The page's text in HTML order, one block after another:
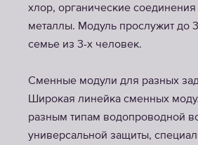
хлор, органические
металлы. Модуль прослужит до
семье из 3-х человек.
Сменные модули для разных
Широкая линейка сменных
разным типам водопроводной
универсальной защиты,